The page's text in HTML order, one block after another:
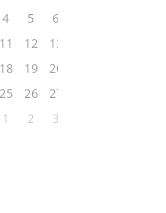
4 5
6
11 12
13
18 19
20
25 26
27
1 2 3